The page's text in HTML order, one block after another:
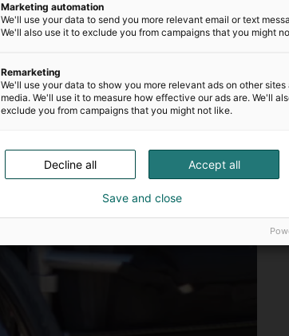
Marketing automation
We'll use your data to send you more relevant email or text
We'll also use it to exclude you from campaigns that you might
Remarketing
We'll use your data to show you more relevant ads on other sites
media. We'll use it to measure how effective our ads are. We'll
exclude you from campaigns that you might not like.
Accept all
Decline all
Save and close